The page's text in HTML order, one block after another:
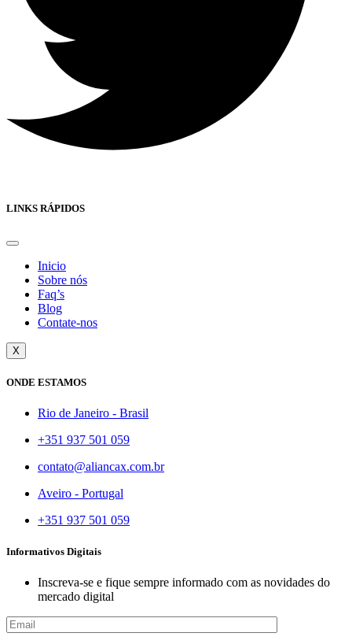
LINKS RÁPIDOS
Inicio
Sobre nós
Faq’s
Blog
Contate-nos
X
ONDE ESTAMOS
Rio de Janeiro - Brasil
+351 937 501 059
contato@aliancax.com.br
Aveiro - Portugal
+351 937 501 059
Informativos Digitais
Inscreva-se e fique sempre informado com as novidades do
mercado digital